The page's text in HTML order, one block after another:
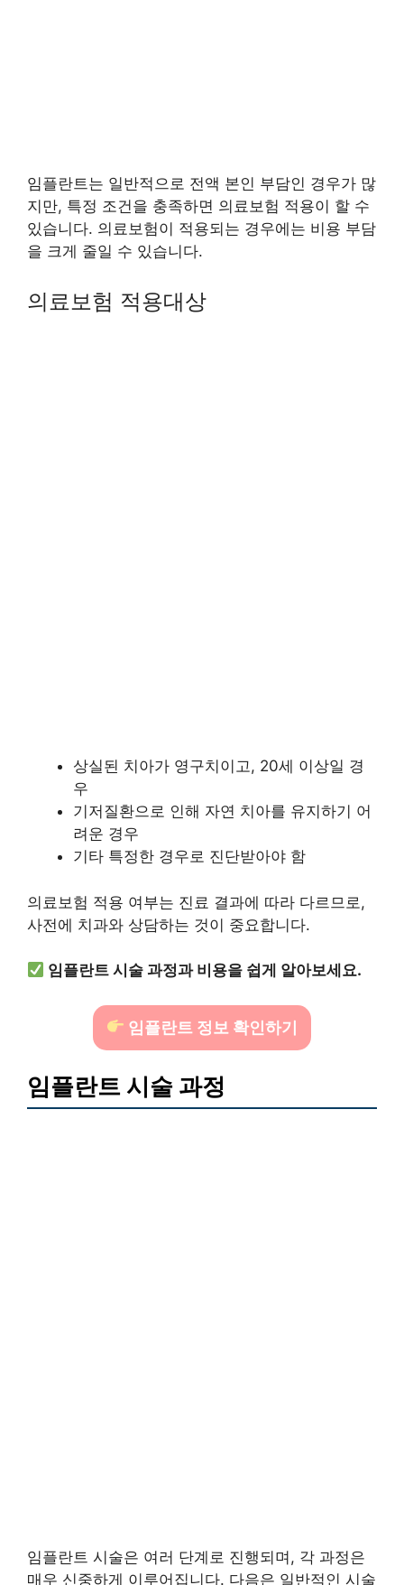
임플란트는 일반적으로 전액 본인 부담인 경우가 많
지만, 특정 조건을 충족하면 의료보험 적용이 할 수
있습니다. 의료보험이 적용되는 경우에는 비용 부담
을 크게 줄일 수 있습니다.
의료보험 적용대상
상실된 치아가 영구치이고, 20세 이상일 경
우
기저질환으로 인해 자연 치아를 유지하기 어
려운 경우
기타 특정한 경우로 진단받아야 함
의료보험 적용 여부는 진료 결과에 따라 다르므로,
사전에 치과와 상담하는 것이 중요합니다.
임플란트 시술 과정과 비용을 쉽게 알아보세요.
임플란트 정보 확인하기
임플란트 시술 과정
임플란트 시술은 여러 단계로 진행되며, 각 과정은
매우 신중하게 이루어집니다. 다음은 일반적인 시술